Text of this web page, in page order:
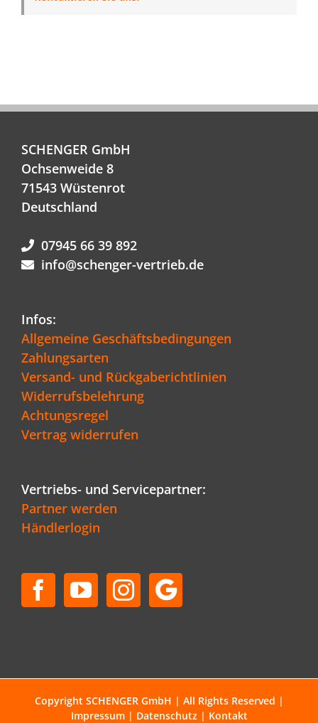
SCHENGER GmbH
Ochsenweide 8
71543 Wüstenrot
Deutschland
07945 66 39 892
info@schenger-vertrieb.de
Infos:
Allgemeine Geschäftsbedingungen
Zahlungsarten
Versand- und Rückgaberichtlinien
Widerrufsbelehrung
Achtungsregel
Vertrag widerrufen
Vertriebs- und Servicepartner:
Partner werden
Händlerlogin
Copyright SCHENGER GmbH | All Rights Reserved |
Impressum| Datenschutz| Kontakt